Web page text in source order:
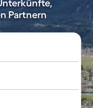
Partnern